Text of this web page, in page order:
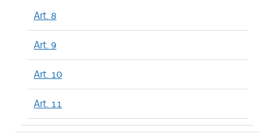
Art. 8
Art. 9
Art. 10
Art. 11